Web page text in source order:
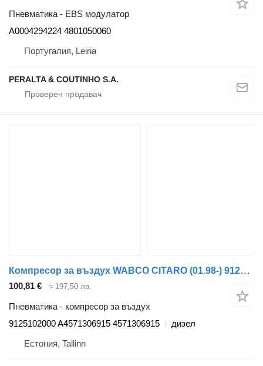
Пневматика - EBS модулатор
A0004294224 4801050060
Португалия, Leiria
PERALTA & COUTINHO S.A.
Компресор за въздух WABCO CITARO (01.98-) 9125102000 за автобус Mercedes-Benz Bus II (1996-)
100,81 € ≈ 197,50 лв.
Пневматика - компресор за въздух
9125102000 A4571306915 4571306915
дизел
Естония, Tallinn